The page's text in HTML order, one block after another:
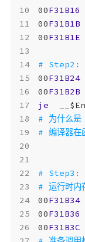
00F31B16
00F31B1B
00F31B1E
00F31B24
00F31B2B
je
00F31B34
00F31B36
00F31B3C